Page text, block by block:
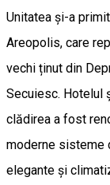
Unitatea și-a
Areopolis, care
vechi ținut din
Secuiesc. Hotelul
clădirea a fost
moderne sisteme
elegante și